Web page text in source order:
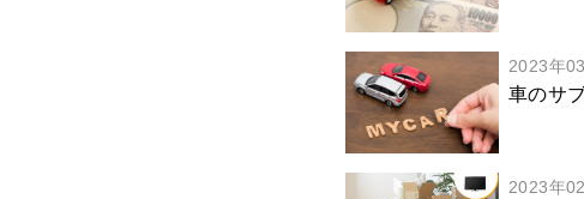
2023年
車のサ
2023年